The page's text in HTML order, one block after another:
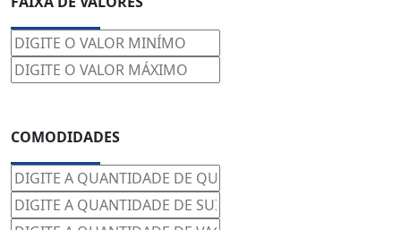
COMODIDADES